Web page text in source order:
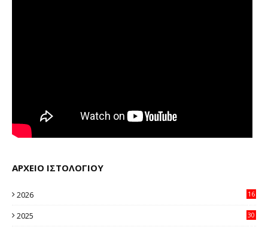
ΑΡΧΕΙΟ ΙΣΤΟΛΟΓΙΟΥ
2026
16
2025
30